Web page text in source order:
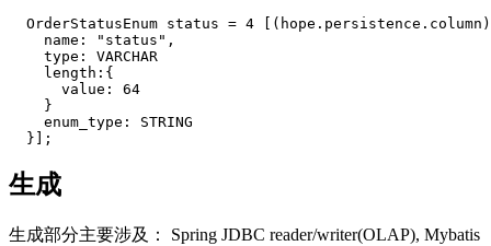
OrderStatusEnum status = 4
    name: "status",
    type: VARCHAR
    length:{
      value: 64
    }
    enum_type: STRING
生成
生成部分主要涉及： Spring JDBC reader/writer(OLAP), Mybatis